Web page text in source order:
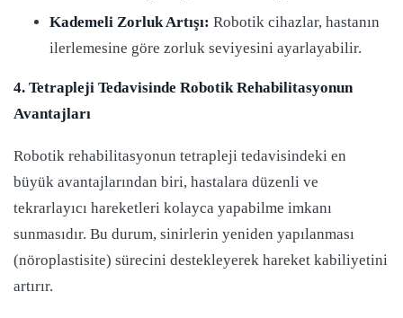
Kademeli Zorluk Artışı: Robotik cihazlar, hastanın
ilerlemesine göre zorluk seviyesini ayarlayabilir.
4. Tetrapleji Tedavisinde Robotik Rehabilitasyonun
Avantajları
Robotik rehabilitasyonun tetrapleji tedavisindeki en
büyük avantajlarından biri, hastalara düzenli ve
tekrarlayıcı hareketleri kolayca yapabilme imkanı
sunmasıdır. Bu durum, sinirlerin yeniden yapılanması
(nöroplastisite) sürecini destekleyerek hareket kabiliyetini
artırır.